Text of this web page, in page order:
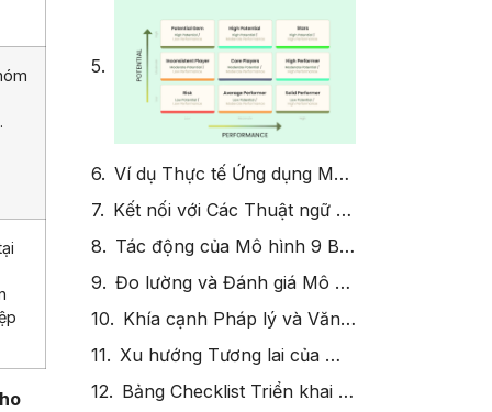
Ví dụ Thực tế Ứng dụng Mô hình 9 Box Grid
Kết nối với Các Thuật ngữ Khác
Tác động của Mô hình 9 Box Grid đến Tổ chức
Đo lường và Đánh giá Mô hình 9 Box Grid
Khía cạnh Pháp lý và Văn hóa trong Mô hình 9 Box Grid
Xu hướng Tương lai của Mô hình 9 Box Grid: Ma trận quản lý, phát triển nhân tài
Bảng Checklist Triển khai Mô hình 9 Box Grid trong Doanh nghiệp